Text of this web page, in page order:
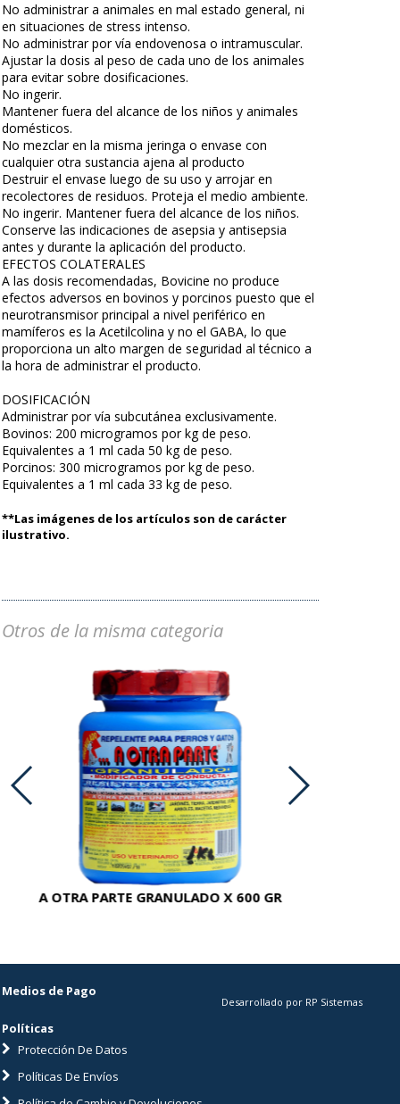
No administrar a animales en mal estado general, ni
en situaciones de stress intenso.
No administrar por vía endovenosa o intramuscular.
Ajustar la dosis al peso de cada uno de los animales
para evitar sobre dosificaciones.
No ingerir.
Mantener fuera del alcance de los niños y animales
domésticos.
No mezclar en la misma jeringa o envase con
cualquier otra sustancia ajena al producto
Destruir el envase luego de su uso y arrojar en
recolectores de residuos. Proteja el medio ambiente.
No ingerir. Mantener fuera del alcance de los niños.
Conserve las indicaciones de asepsia y antisepsia
antes y durante la aplicación del producto.
EFECTOS COLATERALES
A las dosis recomendadas, Bovicine no produce
efectos adversos en bovinos y porcinos puesto que el
neurotransmisor principal a nivel periférico en
mamíferos es la Acetilcolina y no el GABA, lo que
proporciona un alto margen de seguridad al técnico a
la hora de administrar el producto.
DOSIFICACIÓN
Administrar por vía subcutánea exclusivamente.
Bovinos: 200 microgramos por kg de peso.
Equivalentes a 1 ml cada 50 kg de peso.
Porcinos: 300 microgramos por kg de peso.
Equivalentes a 1 ml cada 33 kg de peso.
**Las imágenes de los artículos son de carácter
ilustrativo.
Otros de la misma categoria
A OTRA PARTE GRANULADO X 600 GR
Medios de Pago
Políticas
Protección De Datos
Políticas De Envíos
Desarrollado por RP Sistemas